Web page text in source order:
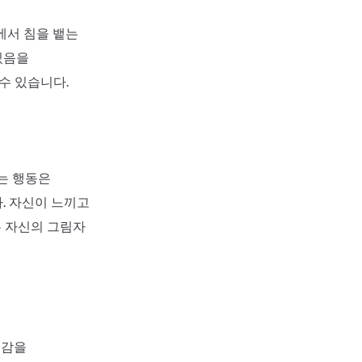
서 침을 뱉는
을
있습니다.
행동은
자신이 느끼고
자신의 그림자
을